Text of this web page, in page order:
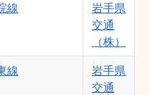
線
岩手県
交通
（株）
線
岩手県
交通